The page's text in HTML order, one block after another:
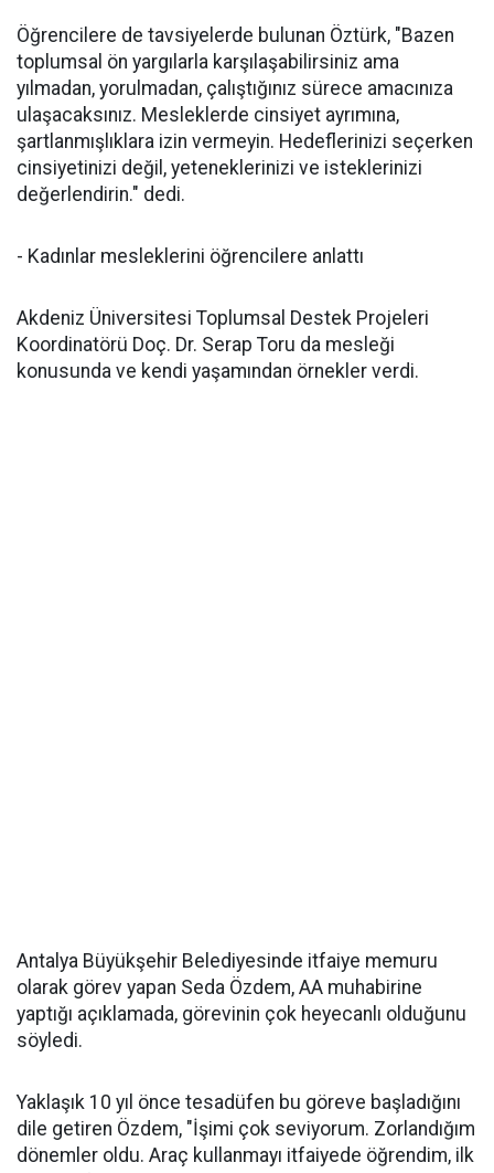
Öğrencilere de tavsiyelerde bulunan Öztürk, "Bazen
toplumsal ön yargılarla karşılaşabilirsiniz ama
yılmadan, yorulmadan, çalıştığınız sürece amacınıza
ulaşacaksınız. Mesleklerde cinsiyet ayrımına,
şartlanmışlıklara izin vermeyin. Hedeflerinizi seçerken
cinsiyetinizi değil, yeteneklerinizi ve isteklerinizi
değerlendirin." dedi.
- Kadınlar mesleklerini öğrencilere anlattı
Akdeniz Üniversitesi Toplumsal Destek Projeleri
Koordinatörü Doç. Dr. Serap Toru da mesleği
konusunda ve kendi yaşamından örnekler verdi.
Antalya Büyükşehir Belediyesinde itfaiye memuru
olarak görev yapan Seda Özdem, AA muhabirine
yaptığı açıklamada, görevinin çok heyecanlı olduğunu
söyledi.
Yaklaşık 10 yıl önce tesadüfen bu göreve başladığını
dile getiren Özdem, "İşimi çok seviyorum. Zorlandığım
dönemler oldu. Araç kullanmayı itfaiyede öğrendim, ilk